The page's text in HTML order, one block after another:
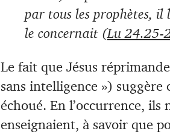
par tous les prophètes, il
le concernait (Lu 24.25-
Le fait que Jésus
sans intelligence »)
échoué. En l’occurrence, ils
enseignaient, à savoir que